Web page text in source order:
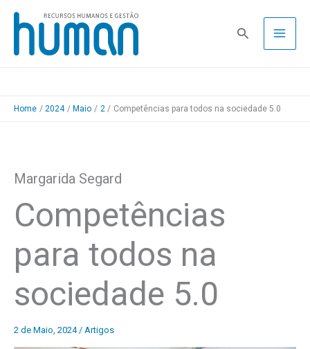
Skip
content
Pesquisa
Home 2024 Maio 2 Competências para todos na sociedade 5.0
Margarida Segard
Competências
para todos na
sociedade 5.0
2 de Maio, 2024 / Artigos